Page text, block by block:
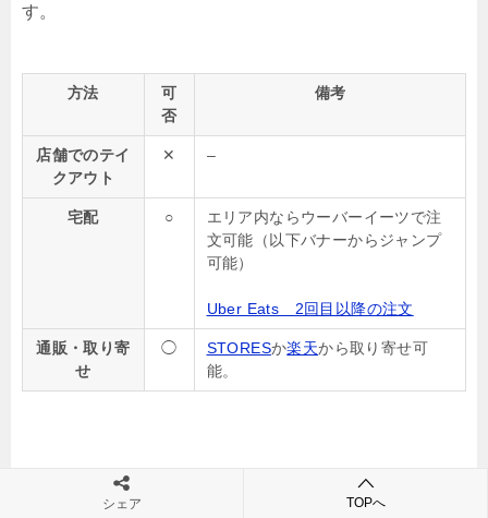
す。
方法
可
否
備考
店舗でのテイ
クアウト
✕ –
宅配 ○
エリア内ならウーバーイーツで注
文可能（以下バナーからジャンプ
可能）
Uber Eats 2回目以降の注文
通販・取り寄
せ
◯ STORESか楽天から取り寄せ可
能。
シェア TOPへ